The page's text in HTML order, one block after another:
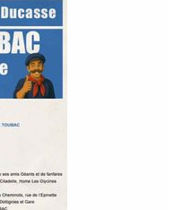
"Station Balnéaire" -